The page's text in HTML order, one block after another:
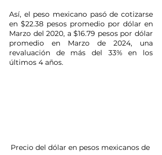
Así, el peso mexicano pasó de cotizarse
en $22.38 pesos promedio por dólar en
Marzo del 2020, a $16.79 pesos por dólar
promedio en Marzo de 2024, una
revaluación de más del 33% en los
últimos 4 años.
Precio del dólar en pesos mexicanos de